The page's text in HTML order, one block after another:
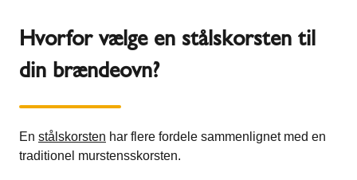
Hvorfor vælge en stålskorsten til
din brændeovn?
En stålskorsten har flere fordele sammenlignet med en
traditionel murstensskorsten.